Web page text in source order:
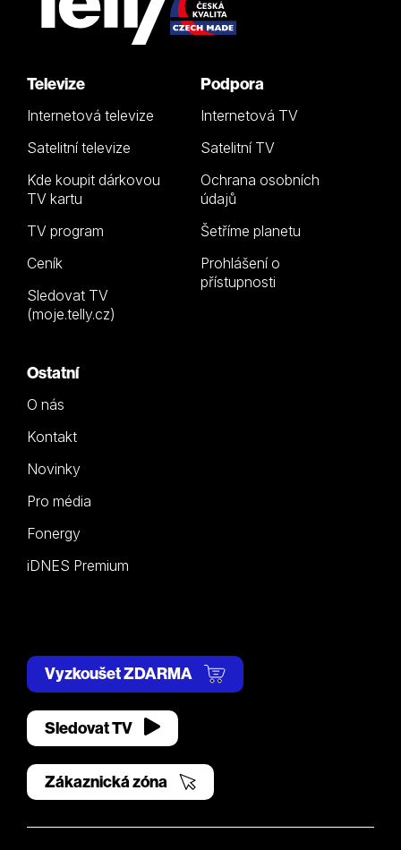
Televize
Internetová televize
Satelitní televize
Kde koupit dárkovou
TV kartu
TV program
Ceník
Sledovat TV
(moje.telly.cz)
Podpora
Internetová TV
Satelitní TV
Ochrana osobních
údajů
Šetříme planetu
Prohlášení o
přístupnosti
Ostatní
O nás
Kontakt
Novinky
Pro média
Fonergy
iDNES Premium
Vyzkoušet ZDARMA
Sledovat TV
Zákaznická zóna